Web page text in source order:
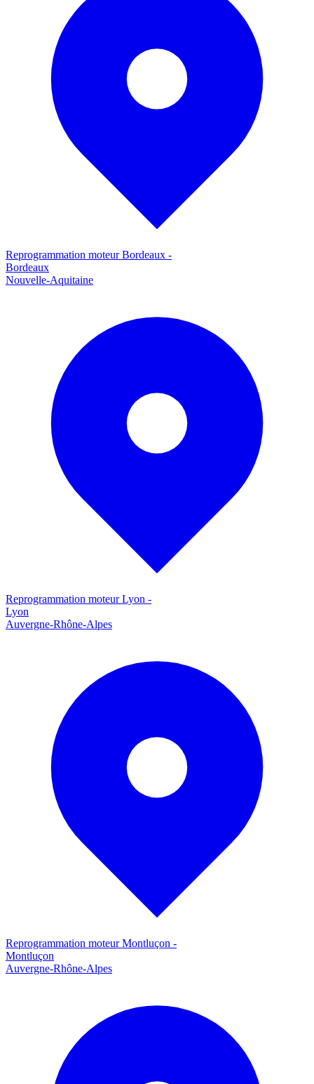
Reprogrammation moteurBordeaux -
Bordeaux
Nouvelle-Aquitaine
Reprogrammation moteurLyon -
Lyon
Auvergne-Rhône-Alpes
Reprogrammation moteurMontluçon -
Montluçon
Auvergne-Rhône-Alpes